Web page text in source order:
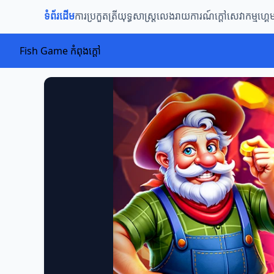
ទំព័រដើមការប្រកួតត្រីយុទ្ធសាស្ត្រលេងរាយការណ៍ក្តៅសេវាកម្មហ្គេ
Fish Game កំពុងក្តៅ